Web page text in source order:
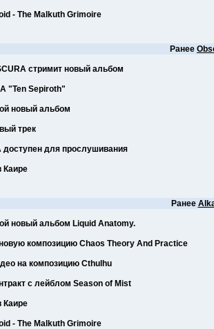
- The Malkuth Grimoire
Ранее
стримит новый альбом
"Ten Sepiroth"
новый альбом
трек
доступен для прослушивания
Каире
Ранее
новый альбом Liquid Anatomy.
композицию Chaos Theory And Practice
на композицию Cthulhu
с лейблом Season of Mist
Каире
- The Malkuth Grimoire